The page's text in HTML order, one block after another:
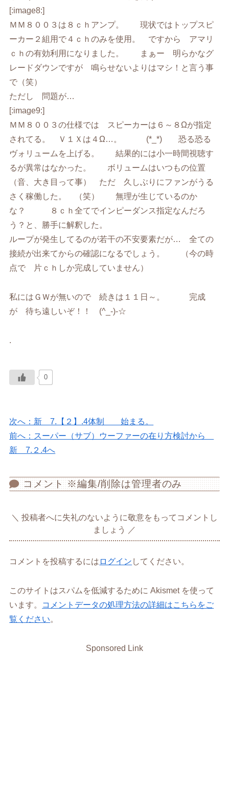
[:image8:]
ＭＭ８００３は８ｃｈアンプ。 現状ではトップスピ
ーカー２組用で４ｃｈのみを使用。 ですから アマリ
ｃｈの有効利用になりました。 まぁー 明らかなグ
レードダウンですが 鳴らせないよりはマシ！と言う事
で（笑）
ただし 問題が…
[:image9:]
ＭＭ８００３の仕様では スピーカーは６～８Ωが指定
されてる。 Ｖ１Ｘは４Ω…。 (*_*) 恐る恐る
ヴォリュームを上げる。 結果的には小一時間視聴す
るが異常はなかった。 ボリュームはいつもの位置
（音、大き目って事） ただ 久しぶりにファンがうる
さく稼働した。 （笑） 無理が生じているのか
な？ ８ｃｈ全てでインピーダンス指定なんだろ
う？と、勝手に解釈した。
ループが発生してるのが若干の不安要素だが… 全ての
接続が出来てからの確認になるでしょう。 （今の時
点で 片ｃｈしか完成していません）
私にはＧＷが無いので 続きは１１日～。 完成
が 待ち遠しいぞ！！ (^_-)-☆
.
0
次へ：新 7.【２】.4体制 始まる。
前へ：スーパー（サブ）ウーファーの在り方検討から
新 7.２.4へ
コメント ※編集/削除は管理者のみ
投稿者へに失礼のないように敬意をもってコメントし
ましょう
コメントを投稿するには ログイン してください。
このサイトはスパムを低減するために Akismet を使って
います。
コメントデータの処理方法の詳細はこちらをご
覧ください。
Sponsored Link